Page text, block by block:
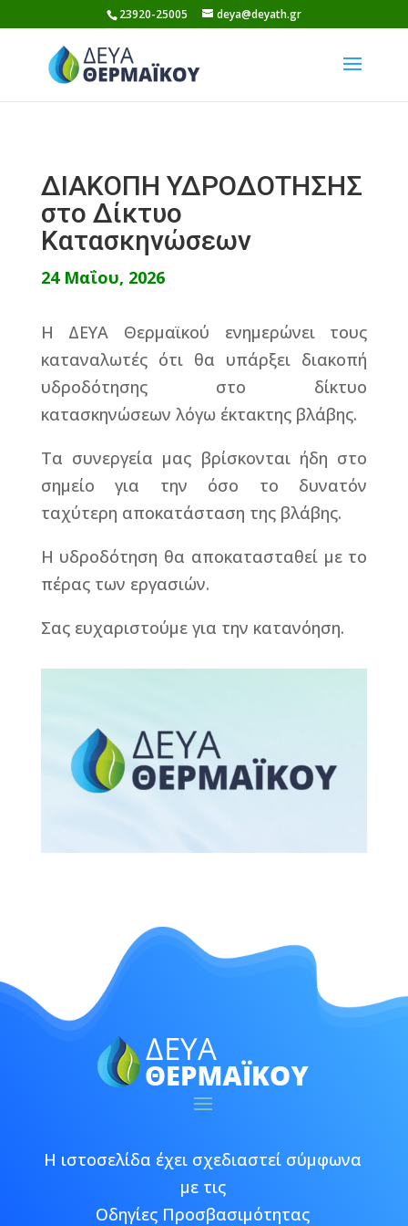
to
content
23920-25005 deya@deyath.gr
ΔΙΑΚΟΠΗ ΥΔΡΟΔΟΤΗΣΗΣ
στο Δίκτυο
Κατασκηνώσεων
24 Μαΐου, 2026
Η ΔΕΥΑ Θερμαϊκού ενημερώνει τους
καταναλωτές ότι θα υπάρξει διακοπή
υδροδότησης στο δίκτυο
κατασκηνώσεων λόγω έκτακτης βλάβης.
Τα συνεργεία μας βρίσκονται ήδη στο
σημείο για την όσο το δυνατόν
ταχύτερη αποκατάσταση της βλάβης.
Η υδροδότηση θα αποκατασταθεί με το
πέρας των εργασιών.
Σας ευχαριστούμε για την κατανόηση.
Η ιστοσελίδα έχει σχεδιαστεί σύμφωνα
με τις
Οδηγίες Προσβασιμότητας